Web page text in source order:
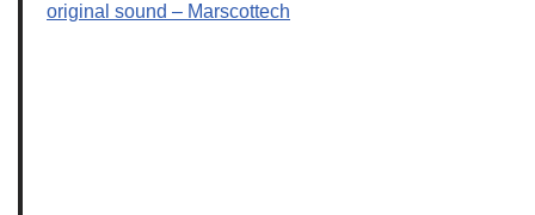
original sound – Marscottech